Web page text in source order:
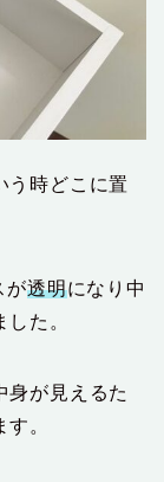
う時どこに置
が透明になり中
た。
身が見えるた
。